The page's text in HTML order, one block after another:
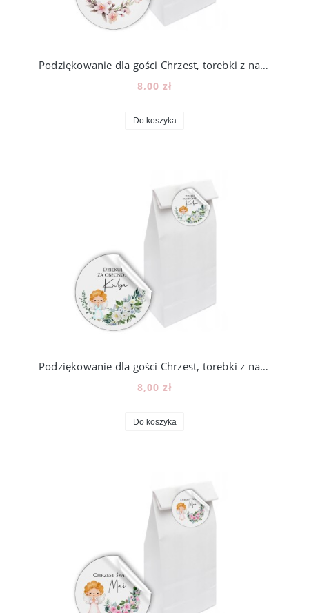
Podziękowanie dla gości Chrzest, torebki z naklejką, 12szt, N104_3
8,00 zł
Do koszyka
Podziękowanie dla gości Chrzest, torebki z naklejką, 12szt, N104_4
8,00 zł
Do koszyka